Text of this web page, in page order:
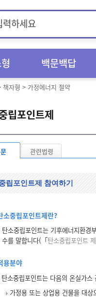
백문백답
책자형 > 가정에너지 절약
립포인트제
관련법령
립포인트제 참여하기
소중립포인트제란?
탄소중립포인트는 기후에너지환경
수를 말합니다(「탄소중립포인트
용분야
탄소중립포인트는 다음의 온실가스
가정용 또는 상업용 건물을 대